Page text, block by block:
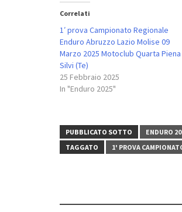
Correlati
1′ prova Campionato Regionale
Enduro Abruzzo Lazio Molise 09
Marzo 2025 Motoclub Quarta Piena
Silvi (Te)
25 Febbraio 2025
In "Enduro 2025"
PUBBLICATO SOTTO ENDURO
TAGGATO
1' PROVA